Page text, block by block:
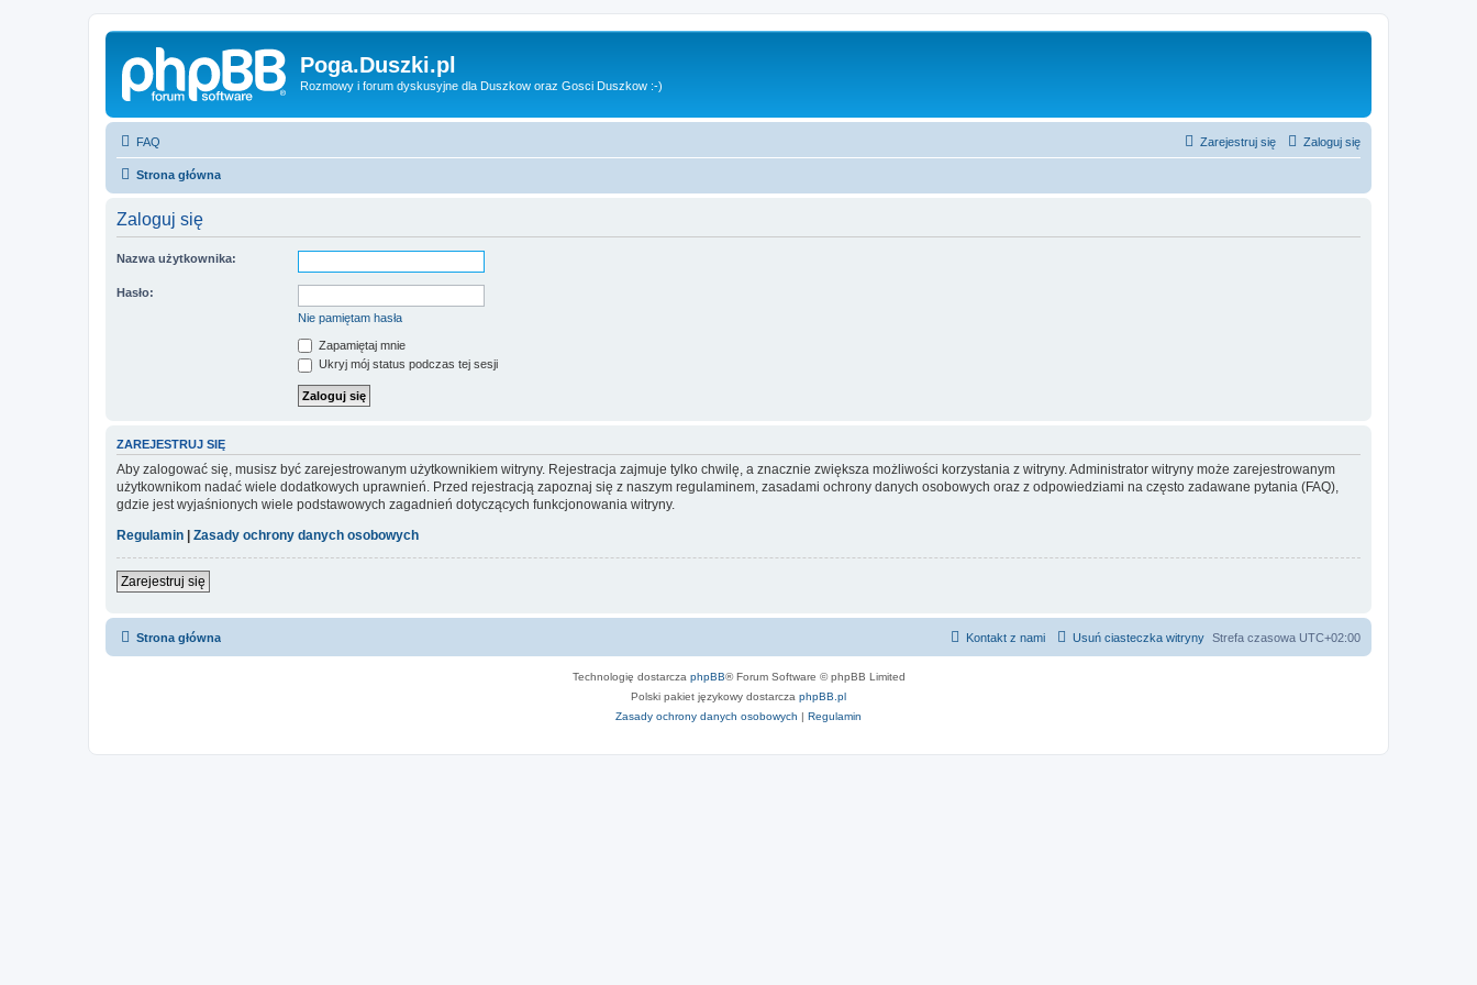
Poga.Duszki.pl
Rozmowy i forum dyskusyjne dla Duszkow oraz Gosci Duszkow :-)
FAQ Zaloguj się
Zarejestruj się
Strona główna
Zaloguj się
Nazwa użytkownika:
Hasło:
Nie pamiętam hasła
Zapamiętaj mnie
Ukryj mój status podczas tej sesji
ZAREJESTRUJ SIĘ
Aby zalogować się, musisz być zarejestrowanym użytkownikiem witryny. Rejestracja zajmuje tylko chwilę, a znacznie zwiększa możliwości korzystania z witryny. Administrator witryny może zarejestrowanym
użytkownikom nadać wiele dodatkowych uprawnień. Przed rejestracją zapoznaj się z naszym regulaminem, zasadami ochrony danych osobowych oraz z odpowiedziami na często zadawane pytania (FAQ),
gdzie jest wyjaśnionych wiele podstawowych zagadnień dotyczących funkcjonowania witryny.
Regulamin
Zasady ochrony danych osobowych
Zarejestruj się
Strona główna Strefa czasowa UTC+02:00
Usuń ciasteczka witryny
Kontakt z nami
Technologię dostarcza phpBB® Forum Software © phpBB Limited
Polski pakiet językowy dostarcza phpBB.pl
Zasady ochrony danych osobowych | Regulamin